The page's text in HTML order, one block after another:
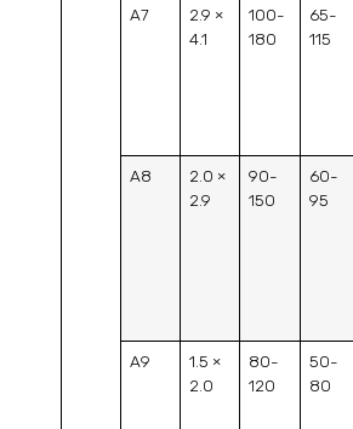
A7
2.9 ×
4.1
100-
180
65-
115
A8
2.0 ×
2.9
90-
150
60-
95
A9
1.5 ×
2.0
80-
120
50-
80